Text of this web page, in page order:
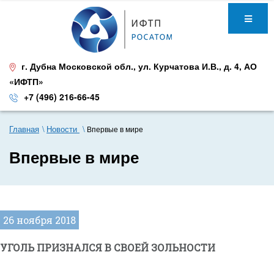
г. Дубна Московской обл., ул. Курчатова И.В., д. 4, АО
«ИФТП»
+7 (496) 216-66-45
Главная Новости Впервые в мире
Впервые в мире
26 ноября 2018
УГОЛЬ ПРИЗНАЛСЯ В СВОЕЙ ЗОЛЬНОСТИ